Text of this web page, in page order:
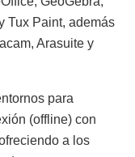
Tux Paint, además
Arasuite y
para
(offline) con
a los